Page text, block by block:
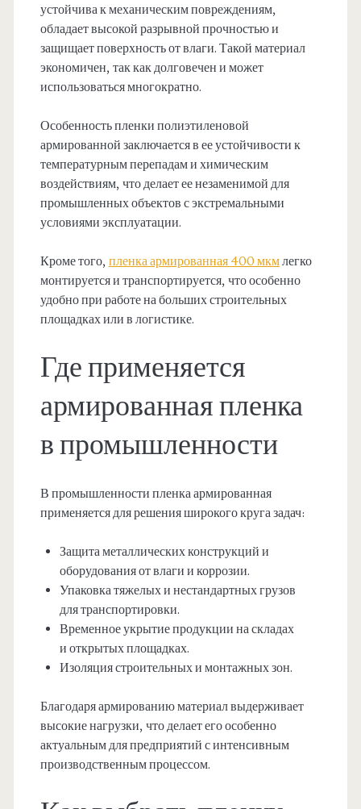
устойчива к механическим повреждениям,
обладает высокой разрывной прочностью и
защищает поверхность от влаги. Такой материал
экономичен, так как долговечен и может
использоваться многократно.
Особенность пленки полиэтиленовой
армированной заключается в ее устойчивости к
температурным перепадам и химическим
воздействиям, что делает ее незаменимой для
промышленных объектов с экстремальными
условиями эксплуатации.
Кроме того, пленка армированная 400 мкмлегко
монтируется и транспортируется, что особенно
удобно при работе на больших строительных
площадках или в логистике.
Где применяется
армированная пленка
в промышленности
В промышленности пленка армированная
применяется для решения широкого круга задач:
Защита металлических конструкций и
оборудования от влаги и коррозии.
Упаковка тяжелых и нестандартных грузов
для транспортировки.
Временное укрытие продукции на складах
и открытых площадках.
Изоляция строительных и монтажных зон.
Благодаря армированию материал выдерживает
высокие нагрузки, что делает его особенно
актуальным для предприятий с интенсивным
производственным процессом.